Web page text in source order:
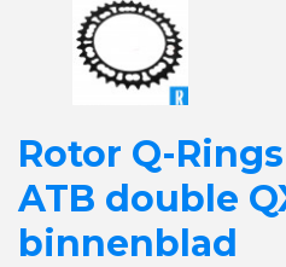
Rotor Q-
ATB double
binnenblad